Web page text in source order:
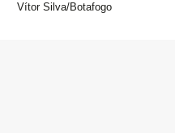
Vítor Silva/Botafogo